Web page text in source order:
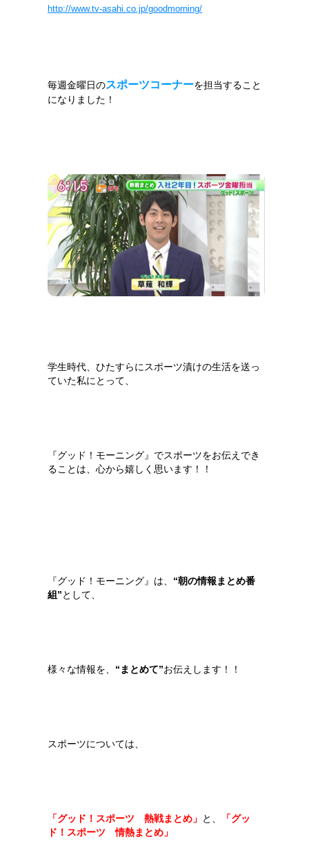
http://www.tv-asahi.co.jp/goodmorning/
毎週金曜日のスポーツコーナーを担当すること
になりました！
学生時代、ひたすらにスポーツ漬けの生活を送っ
ていた私にとって、
『グッド！モーニング』でスポーツをお伝えでき
ることは、心から嬉しく思います！！
『グッド！モーニング』は、 “朝の情報まとめ番
組” として、
様々な情報を、 “ まとめて”お伝えします！！
スポーツについては、
「グッド！スポーツ 熱戦まとめ」 と、
「グッ
ド！スポーツ 情熱まとめ」